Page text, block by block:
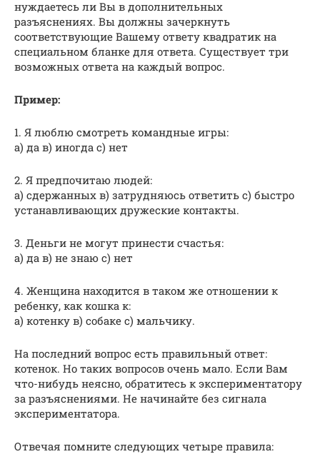
нуждаетесь ли Вы в дополнительных
разъяснениях. Вы должны зачеркнуть
соответствующие Вашему ответу квадратик на
специальном бланке для ответа. Существует три
возможных ответа на каждый вопрос.
Пример:
1. Я люблю смотреть командные игры:
а) да в) иногда с) нет
2. Я предпочитаю людей:
а) сдержанных в) затрудняюсь ответить с) быстро
устанавливающих дружеские контакты.
3. Деньги не могут принести счастья:
а) да в) не знаю с) нет
4. Женщина находится в таком же отношении к
ребенку, как кошка к:
а) котенку в) собаке с) мальчику.
На последний вопрос есть правильный ответ:
котенок. Но таких вопросов очень мало. Если Вам
что-нибудь неясно, обратитесь к экспериментатору
за разъяснениями. Не начинайте без сигнала
экспериментатора.
Отвечая помните следующих четыре правила: